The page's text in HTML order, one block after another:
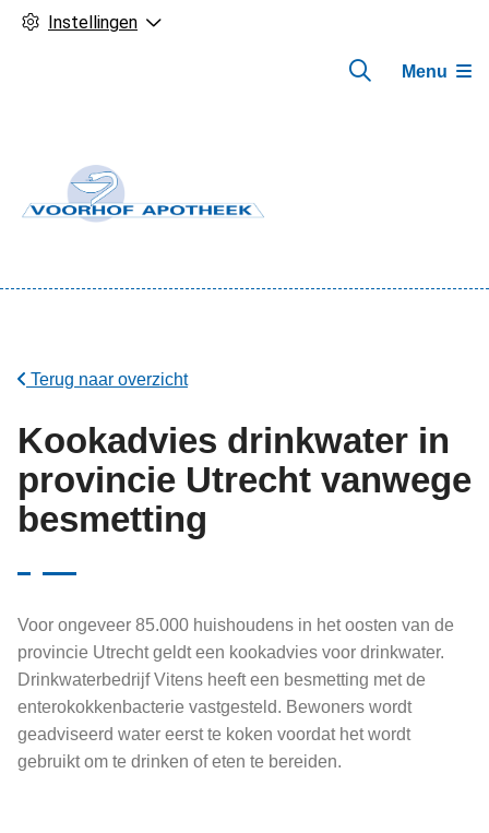
Instellingen
Menu
Terug naar overzicht
Kookadvies drinkwater in
provincie Utrecht vanwege
besmetting
Voor ongeveer 85.000 huishoudens in het oosten van de
provincie Utrecht geldt een kookadvies voor drinkwater.
Drinkwaterbedrijf Vitens heeft een besmetting met de
enterokokkenbacterie vastgesteld. Bewoners wordt
geadviseerd water eerst te koken voordat het wordt
gebruikt om te drinken of eten te bereiden.